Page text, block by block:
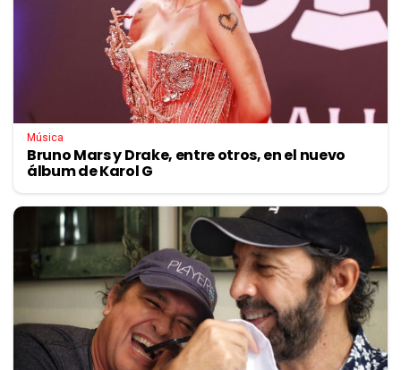
Música
Bruno Mars y Drake, entre otros, en el nuevo
álbum de Karol G